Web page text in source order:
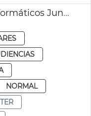
Renovación sistemas informáticos Junta Central Fallera
NORMAL